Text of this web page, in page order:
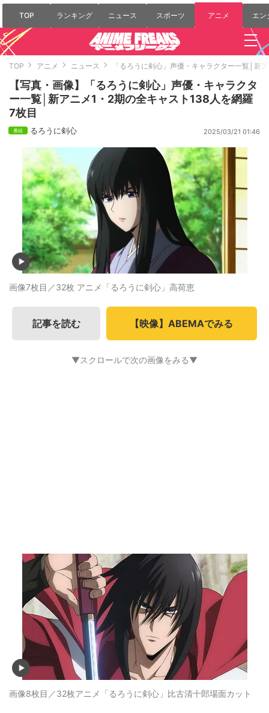
TOP ランキング ニュース スポーツ アニメ エン
TOP アニメ ニュース 「るろうに剣心」声優・キャラクター一覧│新
【写真・画像】「るろうに剣心」声優・キャラクタ
ー一覧│新アニメ1・2期の全キャスト138人を網羅
7枚目
るろうに剣心 2025/03/21 01:46
画像7枚目／32枚 アニメ「るろうに剣心」高荷恵
記事を読む 【映像】ABEMAでみる
▼スクロールで次の画像をみる▼
画像8枚目／32枚アニメ「るろうに剣心」比古清十郎場面カット